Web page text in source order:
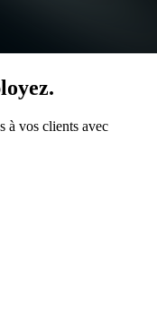
à vos clients avec